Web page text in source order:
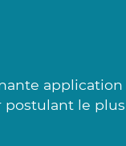
postulant le